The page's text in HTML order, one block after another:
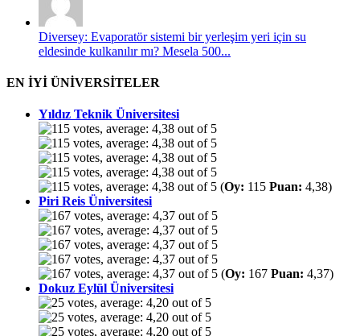
Diversey: Evaporatör sistemi bir yerleşim yeri için su
eldesinde kulkanılır mı? Mesela 500...
EN İYİ ÜNİVERSİTELER
Yıldız Teknik Üniversitesi
(Oy: 115 Puan: 4,38)
Piri Reis Üniversitesi
(Oy: 167 Puan: 4,37)
Dokuz Eylül Üniversitesi